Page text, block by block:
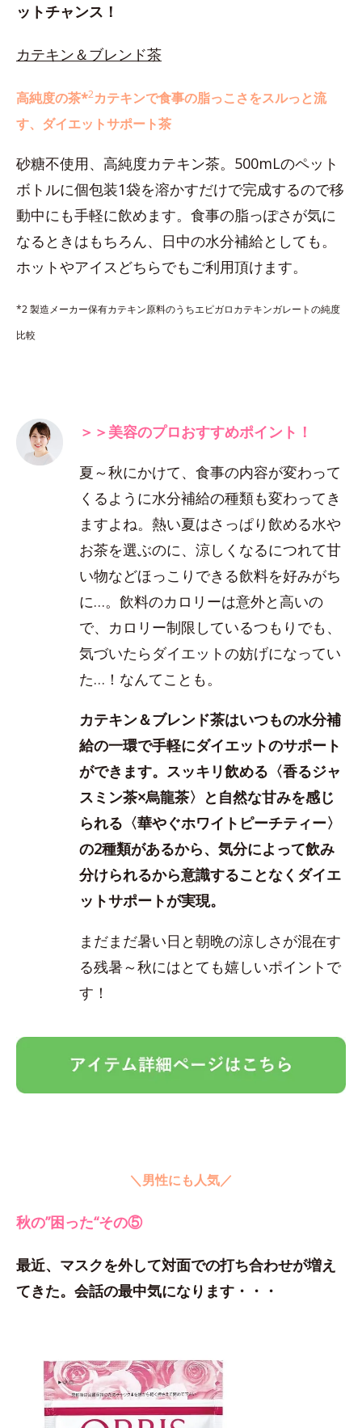
ットチャンス！
カテキン＆ブレンド茶
高純度の茶*2カテキンで食事の脂っこさをスルっと流
す、ダイエットサポート茶
砂糖不使用、高純度カテキン茶。500mLのペット
ボトルに個包装1袋を溶かすだけで完成するので移
動中にも手軽に飲めます。食事の脂っぽさが気に
なるときはもちろん、日中の水分補給としても。
ホットやアイスどちらでもご利用頂けます。
*2 製造メーカー保有カテキン原料のうちエピガロカテキンガレートの純度
比較
＞＞美容のプロおすすめポイント！
夏～秋にかけて、食事の内容が変わって
くるように水分補給の種類も変わってき
ますよね。熱い夏はさっぱり飲める水や
お茶を選ぶのに、涼しくなるにつれて甘
い物などほっこりできる飲料を好みがち
に…。飲料のカロリーは意外と高いの
で、カロリー制限しているつもりでも、
気づいたらダイエットの妨げになってい
た…！なんてことも。
カテキン＆ブレンド茶はいつもの水分補
給の一環で手軽にダイエットのサポート
ができます。スッキリ飲める〈香るジャ
スミン茶×烏龍茶〉と自然な甘みを感じ
られる〈華やぐホワイトピーチティー〉
の2種類があるから、気分によって飲み
分けられるから意識することなくダイエ
ットサポートが実現。
まだまだ暑い日と朝晩の涼しさが混在す
る残暑～秋にはとても嬉しいポイントで
す！
＼男性にも人気／
秋の”困った“その⑤
最近、マスクを外して対面での打ち合わせが増え
てきた。会話の最中気になります・・・